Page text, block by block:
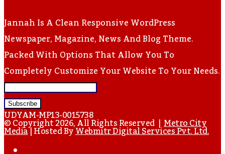
Jannah Is A Clean Responsive WordPress
Newspaper, Magazine, News And Blog Theme.
Packed With Options That Allow You To
Completely Customize Your Website To Your Needs.
Enter
Your
Email
Address
UDYAM-MP13-0015738
© Copyright 2026, All Rights Reserved |Metro City
Media| Hosted ByWebmitr Digital Services Pvt. Ltd.